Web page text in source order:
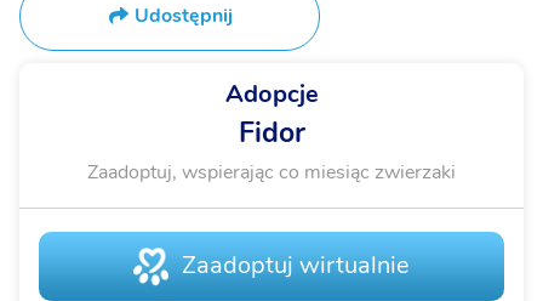
Udostępnij
Adopcje
Fidor
Zaadoptuj, wspierając co miesiąc zwierzaki
Zaadoptuj wirtualnie